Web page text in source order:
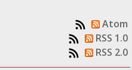
Atom
RSS 1.0
RSS 2.0